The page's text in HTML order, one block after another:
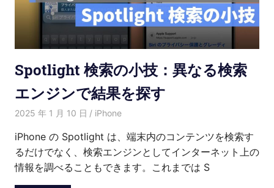
介
Spotlight 検索の小技：異なる検索
エンジンで結果を探す
2025 年 1 月 10 日 愛麗絲
iPhone
iPhone の Spotlight は、端末内のコンテンツを検索す
るだけでなく、検索エンジンとしてインターネット上の
情報を調べることもできます。これまでは S